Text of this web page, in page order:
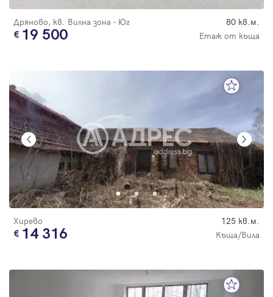
Дряново, кв. Вилна зона - Юг 80 кв.м.
19 500 Етаж от къща
Хирево 125 кв.м.
14 316 Къща/Вила